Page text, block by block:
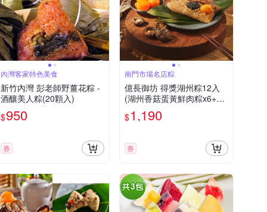
內灣客家特色美食
新竹內灣 彭老師野薑花粽 -
酒釀美人粽(20顆入)
$950
券
南門市場名店粽
億長御坊 得獎湖州粽12入
(湖州香菇蛋黃鮮肉粽x6+湖
州鮮肉粽x6)
$1,190
券